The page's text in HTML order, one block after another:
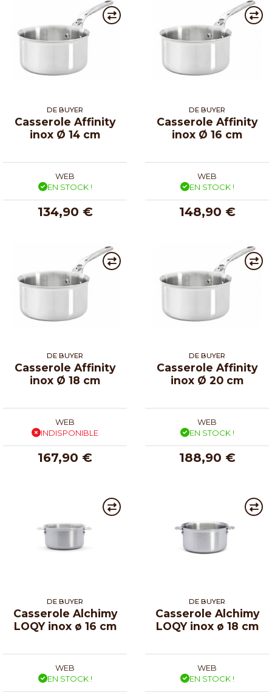
DE BUYER
Casserole Affinity
inox Ø 14 cm
WEB
EN STOCK !
134,90 €
DE BUYER
Casserole Affinity
inox Ø 16 cm
WEB
EN STOCK !
148,90 €
DE BUYER
Casserole Affinity
inox Ø 18 cm
WEB
INDISPONIBLE
167,90 €
DE BUYER
Casserole Affinity
inox Ø 20 cm
WEB
EN STOCK !
188,90 €
DE BUYER
Casserole Alchimy
LOQY inox ø 16 cm
WEB
EN STOCK !
DE BUYER
Casserole Alchimy
LOQY inox ø 18 cm
WEB
EN STOCK !